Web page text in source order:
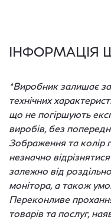
ІНФОРМАЦІЯ
*Виробник залишає
технічних
що не погіршують
виробів, без
Зображення та колір
незначно
залежно від
монітора, а також
Переконливе
товарів та послуг,